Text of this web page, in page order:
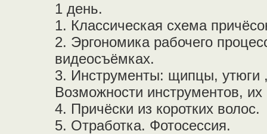
1 день.
1. Классическая схема
2. Эргономика рабочего
видеосъёмках.
3. Инструменты: щипцы, утюги
Возможности инструментов,
4. Причёски из коротких волос.
5. Отработка. Фотосессия.